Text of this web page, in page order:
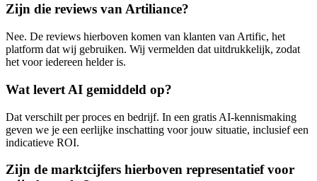
Zijn die reviews van Artiliance?
Nee. De reviews hierboven komen van klanten van Artific, het
platform dat wij gebruiken. Wij vermelden dat uitdrukkelijk, zodat
het voor iedereen helder is.
Wat levert AI gemiddeld op?
Dat verschilt per proces en bedrijf. In een gratis AI-kennismaking
geven we je een eerlijke inschatting voor jouw situatie, inclusief een
indicatieve ROI.
Zijn de marktcijfers hierboven representatief voor